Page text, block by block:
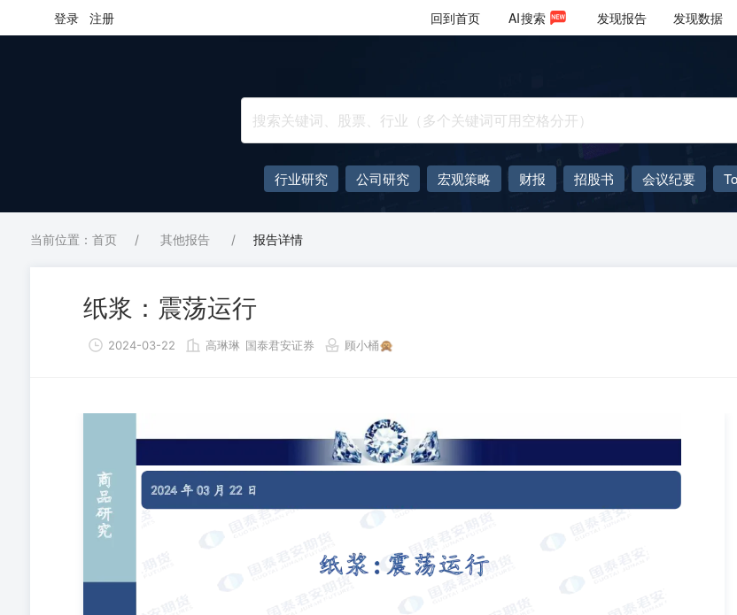
登录 注册 回到首页 AI搜索 发现报告 发现数据
行业研究 公司研究 宏观策略 财报 招股书 会议纪要
AIGC
大模型
当前位置：首页 / 其他报告 / 报告详情
纸浆：震荡运行
2024-03-22 高琳琳 国泰君安证券 顾小桶🙊
商 品2024年03月22日 研究 纸浆:震荡运行 国泰 君【基本面跟踪】 安 期表1：基本面数据 货研究所 高琳琳投资咨询从业
号：Z0002332gaolinlin@gtjas.com 期货研究 资料来源：隆众资讯，国泰君安期货研究 【趋势强度】 纸浆趋势强度：0
强度取值范围为【-2,2】区间整数。强弱程度分类如下：弱、偏弱、中性、偏强、强，-2表示最看空，2表示最看多。 【
建议】 进口针叶浆现货市场价格随行就市提涨，但目前下游纸厂原纸行业盈利情况改善欠佳，因此对于 期货研究 提涨后
受度不高，整体浆市成交略显僵持。进口阔叶浆现货市场报盘随针叶浆报盘上扬，业者普遍低价惜售，但高价成交亦受
浆供应端支撑市场，国际浆厂因不可抗力停机减产，外盘价格预期继续看涨，国内主力合约积极上涨，现货市场可外售货
张，业者报盘延续清淡为主，市场交投情绪欠佳。需求端原纸厂家需求延续刚需为主，部分原纸厂家终端订单跟进有限
原纸浆采购积极性欠佳，有限支撑纸浆市场走势，预计日内震荡运行。 期货研究 本公司具有中国证监会核准的期货交易
务资格 本内容的观点和信息仅供国泰君安期货的专业投资者参考。本内容难以设置访问权限，若给您造成不便，敬请谅